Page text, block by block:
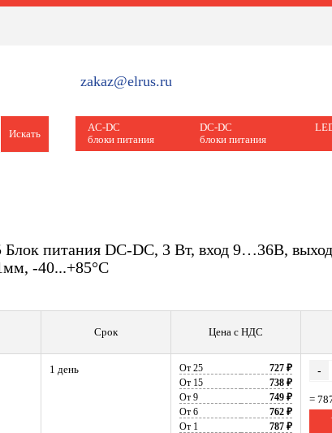
zakaz@elrus.ru
Искать
AC-DC
блоки питания
DC-DC
блоки питания
Блок питания DC-DC, 3 Вт, вход 9…36В,
-40...+85°С
Срок Цена с НДС
1 день От 25
727 ₽
От 15
738 ₽
От 9
749 ₽
От 6
762 ₽
От 1
787 ₽
-
=